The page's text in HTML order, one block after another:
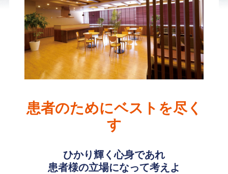
患者のためにベストを尽く
す
ひかり輝く心身であれ
患者様の立場になって考えよ